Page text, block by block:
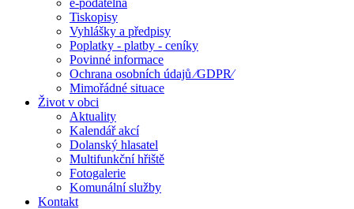
e-podatelna
Tiskopisy
Vyhlášky a předpisy
Poplatky - platby - ceníky
Povinné informace
Ochrana osobních údajů ⁄GDPR⁄
Mimořádné situace
Život v obci
Aktuality
Kalendář akcí
Dolanský hlasatel
Multifunkční hřiště
Fotogalerie
Komunální služby
Kontakt